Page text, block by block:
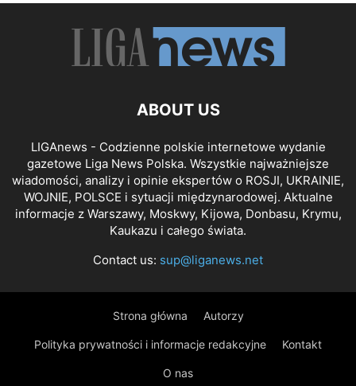
ABOUT US
LIGAnews - Codzienne polskie internetowe wydanie
gazetowe Liga News Polska. Wszystkie najważniejsze
wiadomości, analizy i opinie ekspertów o ROSJI, UKRAINIE,
WOJNIE, POLSCE i sytuacji międzynarodowej. Aktualne
informacje z Warszawy, Moskwy, Kijowa, Donbasu, Krymu,
Kaukazu i całego świata.
Contact us: sup@liganews.net
Strona główna Autorzy
Polityka prywatności i informacje redakcyjne Kontakt
O nas